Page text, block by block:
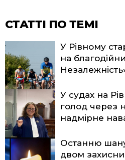
СТАТТІ ПО ТЕМІ
У Рівному
на
У судах на
голод через
надмірне
Останню
двом